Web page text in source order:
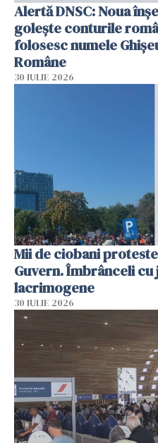
Alertă DNSC: Noua
golește conturile
folosesc numele
Române
30 IULIE 2026
Mii de ciobani
Guvern. Îmbrânceli cu
lacrimogene
30 IULIE 2026